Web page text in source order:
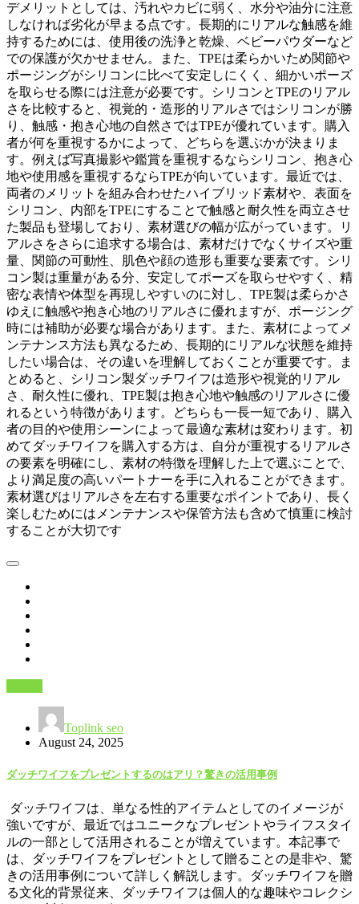
デメリットとしては、汚れやカビに弱く、水分や油分に注意
しなければ劣化が早まる点です。長期的にリアルな触感を維
持するためには、使用後の洗浄と乾燥、ベビーパウダーなど
での保護が欠かせません。また、TPEは柔らかいため関節や
ポージングがシリコンに比べて安定しにくく、細かいポーズ
を取らせる際には注意が必要です。シリコンとTPEのリアル
さを比較すると、視覚的・造形的リアルさではシリコンが勝
り、触感・抱き心地の自然さではTPEが優れています。購入
者が何を重視するかによって、どちらを選ぶかが決まりま
す。例えば写真撮影や鑑賞を重視するならシリコン、抱き心
地や使用感を重視するならTPEが向いています。最近では、
両者のメリットを組み合わせたハイブリッド素材や、表面を
シリコン、内部をTPEにすることで触感と耐久性を両立させ
た製品も登場しており、素材選びの幅が広がっています。リ
アルさをさらに追求する場合は、素材だけでなくサイズや重
量、関節の可動性、肌色や顔の造形も重要な要素です。シリ
コン製は重量がある分、安定してポーズを取らせやすく、精
密な表情や体型を再現しやすいのに対し、TPE製は柔らかさ
ゆえに触感や抱き心地のリアルさに優れますが、ポージング
時には補助が必要な場合があります。また、素材によってメ
ンテナンス方法も異なるため、長期的にリアルな状態を維持
したい場合は、その違いを理解しておくことが重要です。ま
とめると、シリコン製ダッチワイフは造形や視覚的リアル
さ、耐久性に優れ、TPE製は抱き心地や触感のリアルさに優
れるという特徴があります。どちらも一長一短であり、購入
者の目的や使用シーンによって最適な素材は変わります。初
めてダッチワイフを購入する方は、自分が重視するリアルさ
の要素を明確にし、素材の特徴を理解した上で選ぶことで、
より満足度の高いパートナーを手に入れることができます。
素材選びはリアルさを左右する重要なポイントであり、長く
楽しむためにはメンテナンスや保管方法も含めて慎重に検討
することが大切です
Toplink seo
August 24, 2025
ダッチワイフをプレゼントするのはアリ？驚きの活用事例
ダッチワイフは、単なる性的アイテムとしてのイメージが
強いですが、最近ではユニークなプレゼントやライフスタイ
ルの一部として活用されることが増えています。本記事で
は、ダッチワイフをプレゼントとして贈ることの是非や、驚
きの活用事例について詳しく解説します。ダッチワイフを贈
る文化的背景従来、ダッチワイフは個人的な趣味やコレクシ